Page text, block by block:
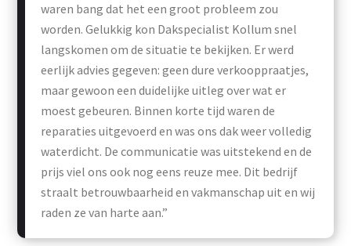
waren bang dat het een groot probleem zou
worden. Gelukkig kon Dakspecialist Kollum snel
langskomen om de situatie te bekijken. Er werd
eerlijk advies gegeven: geen dure verkooppraatjes,
maar gewoon een duidelijke uitleg over wat er
moest gebeuren. Binnen korte tijd waren de
reparaties uitgevoerd en was ons dak weer volledig
waterdicht. De communicatie was uitstekend en de
prijs viel ons ook nog eens reuze mee. Dit bedrijf
straalt betrouwbaarheid en vakmanschap uit en wij
raden ze van harte aan.”